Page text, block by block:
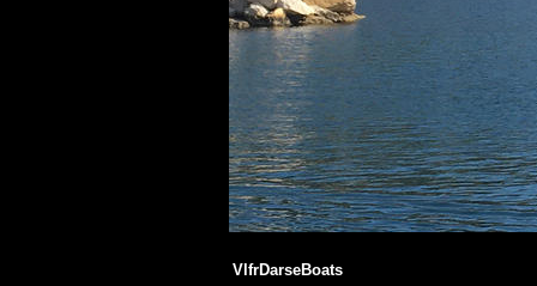
VlfrDarseBoats